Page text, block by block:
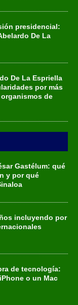
presidencial:
De La
De La Espriella
por más
de
Gastélum: qué
y por qué
incluyendo por
de tecnología:
o un Mac